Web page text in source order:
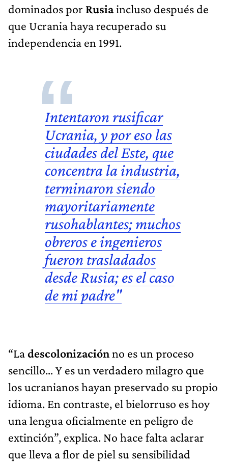
dominados por Rusiaincluso después de
que Ucrania haya recuperado su
independencia en 1991.
Intentaron rusificar
Ucrania, y por eso las
ciudades del Este, que
concentra la industria,
terminaron siendo
mayoritariamente
rusohablantes; muchos
obreros e ingenieros
fueron trasladados
desde Rusia; es el caso
de mi padre"
“Ladescolonizaciónno es un proceso
sencillo… Y es un verdadero milagro que
los ucranianos hayan preservado su propio
idioma. En contraste, el bielorruso es hoy
una lengua oficialmente en peligro de
extinción”, explica. No hace falta aclarar
que lleva a flor de piel su sensibilidad